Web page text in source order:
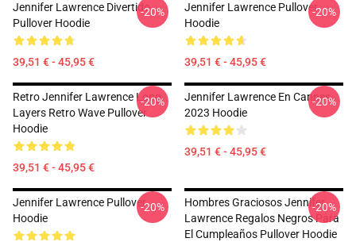
Jennifer Lawrence Divertido
Pullover Hoodie
39,51 € - 45,95 €
-20%
Jennifer Lawrence Pullover
Hoodie
39,51 € - 45,95 €
-20%
Retro Jennifer Lawrence Long
Layers Retro Wave Pullover
Hoodie
39,51 € - 45,95 €
-20%
Jennifer Lawrence En Cannes
2023 Hoodie
39,51 € - 45,95 €
-20%
Jennifer Lawrence Pullover
Hoodie
-20%
Hombres Graciosos Jennifer
Lawrence Regalos Negros Para
El Cumpleaños Pullover Hoodie
-20%